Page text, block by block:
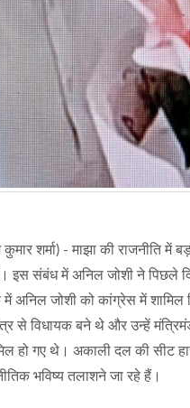
शर्मा) - माझा की राजनीति में
हैं। इस संबंध में अनिल जोशी ने पिछले
में अनिल जोशी को कांग्रेस में
से विधायक बने थे और उन्हें
हो गए थे। अकाली दल की सीट
भविष्य तलाशने जा रहे हैं।